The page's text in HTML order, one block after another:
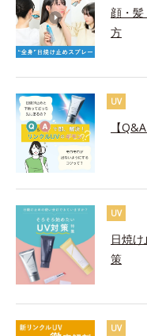
顔・
方
UV
【
UV
日焼
策
UV